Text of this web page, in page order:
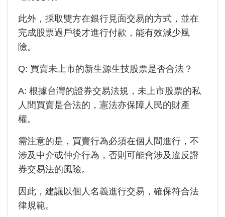
此外，採取雙方在銀行見面交易的方式，並在
完成股票過戶後才進行付款，能有效減少風
險。
Q: 買賣未上市的新生源生技股票是否合法？
A: 根據台灣的證券交易法規，未上市股票的私
人間買賣是合法的，憲法亦保障人民的財產
權。
需注意的是，買賣行為必須在個人間進行，不
涉及中介或仲介行為，否則可能會涉及違反證
券交易法的風險。
因此，建議以個人名義進行交易，確保符合法
律規範。